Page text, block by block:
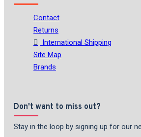
Contact
Returns
International Shipping
Site Map
Brands
Don't want to miss out?
Stay in the loop by signing up for our